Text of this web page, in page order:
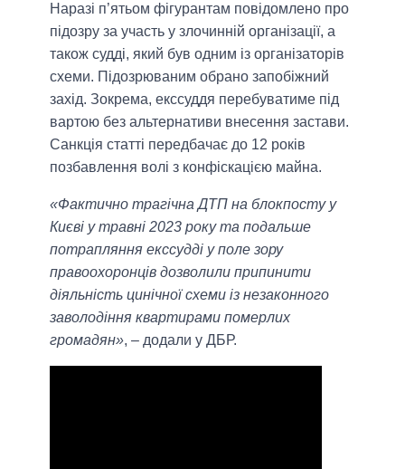
Наразі п’ятьом фігурантам повідомлено про
підозру за участь у злочинній організації, а
також судді, який був одним із організаторів
схеми. Підозрюваним обрано запобіжний
захід. Зокрема, екссуддя перебуватиме під
вартою без альтернативи внесення застави.
Санкція статті передбачає до 12 років
позбавлення волі з конфіскацією майна.
«Фактично трагічна ДТП на блокпосту у
Києві у травні 2023 року та подальше
потрапляння екссудді у поле зору
правоохоронців дозволили припинити
діяльність цинічної схеми із незаконного
заволодіння квартирами померлих
громадян», – додали у ДБР.